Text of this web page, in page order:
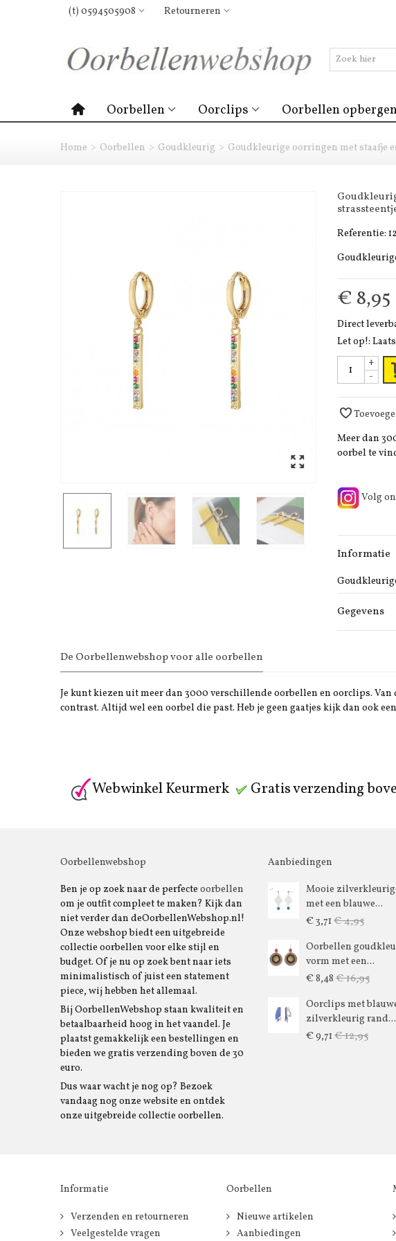
(t) 0594505908 Retourneren
Oorbellen Oorclips Oorbellen
Home > Oorbellen > Goudkleurig > Goudkleurige oorringen met staafje
Referentie:
€ 8,95
Direct
Let op!:
-
+
Meer dan
oorbel te
Volg
Informatie
Gegevens
De Oorbellenwebshop voor alle oorbellen
Je kunt kiezen uit meer dan 3000 verschillende oorbellen en oorclips.
contrast. Altijd wel een oorbel die past. Heb je geen gaatjes kijk dan ook
Webwinkel Keurmerk Gratis verzending
Oorbellenwebshop
Ben je op zoek naar de perfecte oorbellen
om je outfit compleet te maken? Kijk dan
niet verder dan deOorbellenWebshop.nl!
Onze webshop biedt een uitgebreide
collectie oorbellen voor elke stijl en
budget. Of je nu op zoek bent naar iets
minimalistisch of juist een statement
piece, wij hebben het allemaal.
Bij OorbellenWebshop staan kwaliteit en
betaalbaarheid hoog in het vaandel. Je
plaatst gemakkelijk een bestellingen en
bieden we gratis verzending boven de 30
euro.
Dus waar wacht je nog op? Bezoek
vandaag nog onze website en ontdek
onze uitgebreide collectie oorbellen.
Aanbiedingen
Mooie
met een blauwe...
€ 3,71 € 4,95
Oorbellen
vorm met een...
€ 8,48 € 16,95
Oorclips met
zilverkleurig rand...
€ 9,71 € 12,95
Informatie
Verzenden en retourneren
Veelgestelde vragen
Oorbellen
Nieuwe artikelen
Aanbiedingen